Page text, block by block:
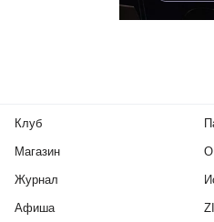
Клуб
Магазин
Журнал
Афиша
О